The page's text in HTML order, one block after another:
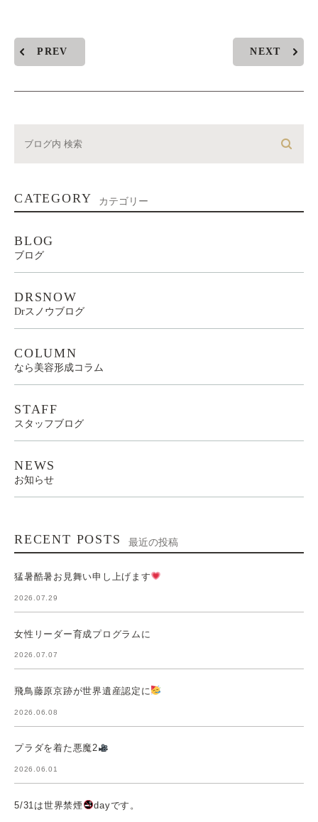
PREV NEXT
CATEGORY カテゴリー
BLOG
ブログ
DRSNOW
Drスノウブログ
COLUMN
なら美容形成コラム
STAFF
スタッフブログ
NEWS
お知らせ
RECENT POSTS 最近の投稿
猛暑酷暑お見舞い申し上げます
2026.07.29
女性リーダー育成プログラムに
2026.07.07
飛鳥藤原京跡が世界遺産認定に
2026.06.08
プラダを着た悪魔2
2026.06.01
5/31は世界禁煙 dayです。